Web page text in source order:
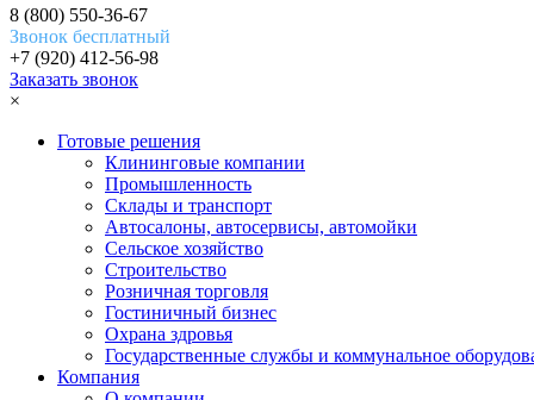
8 (800) 550-36-67
Звонок бесплатный
+7 (920) 412-56-98
Заказать звонок
×
Готовые решения
Клининговые компании
Промышленность
Склады и транспорт
Автосалоны, автосервисы, автомойки
Сельское хозяйство
Строительство
Розничная торговля
Гостиничный бизнес
Охрана здровья
Государственные службы и коммунальное
Компания